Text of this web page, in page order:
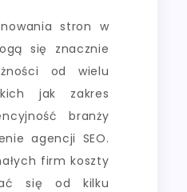
stron w
się znacznie
od wielu
jak zakres
branży
agencji SEO.
firm koszty
się od kilku